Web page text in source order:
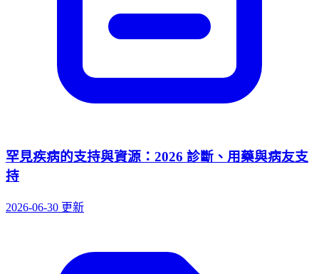
罕見疾病的支持與資源：2026 診斷、用藥與病友支
持
2026-06-30 更新